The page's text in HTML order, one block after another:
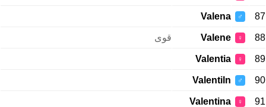
87
♂
Valena
88
♀
Valene قوی
89
♀
Valentia
90
♂
Valentiln
91
♀
Valentina